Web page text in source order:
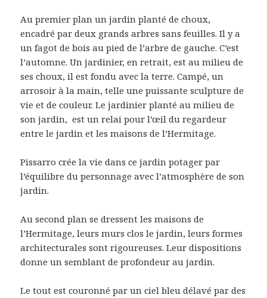
Au premier plan un jardin planté de choux,
encadré par deux grands arbres sans feuilles. Il y a
un fagot de bois au pied de l’arbre de gauche. C’est
l’automne. Un jardinier, en retrait, est au milieu de
ses choux, il est fondu avec la terre. Campé, un
arrosoir à la main, telle une puissante sculpture de
vie et de couleur. Le jardinier planté au milieu de
son jardin, est un relai pour l’œil du regardeur
entre le jardin et les maisons de l’Hermitage.
Pissarro crée la vie dans ce jardin potager par
l’équilibre du personnage avec l’atmosphère de son
jardin.
Au second plan se dressent les maisons de
l’Hermitage, leurs murs clos le jardin, leurs formes
architecturales sont rigoureuses. Leur dispositions
donne un semblant de profondeur au jardin.
Le tout est couronné par un ciel bleu délavé par des